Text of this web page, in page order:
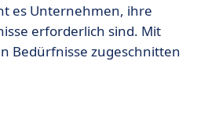
es Unternehmen, ihre
erforderlich sind. Mit
Bedürfnisse zugeschnitten